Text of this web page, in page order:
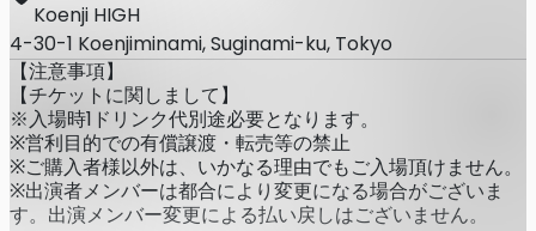
Koenji HIGH
4-30-1 Koenjiminami, Suginami-ku, Tokyo
【注意事項】
【チケットに関しまして】
※入場時1ドリンク代別途必要となります。
※営利目的での有償譲渡・転売等の禁止
※ご購入者様以外は、いかなる理由でもご入場頂けません。
※出演者メンバーは都合により変更になる場合がございま
す。出演メンバー変更による払い戻しはございません。